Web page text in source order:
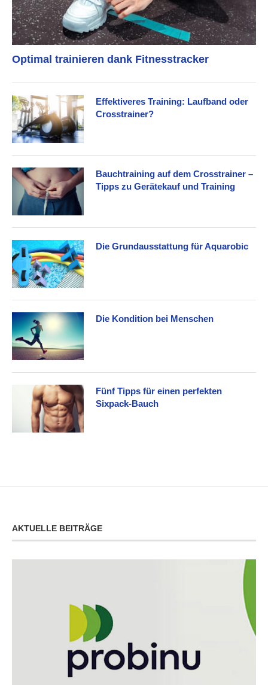
Optimal trainieren dank Fitnesstracker
Effektiveres Training: Laufband oder
Crosstrainer?
Bauchtraining auf dem Crosstrainer –
Tipps zu Gerätekauf und Training
Die Grundausstattung für Aquarobic
Die Kondition bei Menschen
Fünf Tipps für einen perfekten
Sixpack-Bauch
AKTUELLE BEITRÄGE